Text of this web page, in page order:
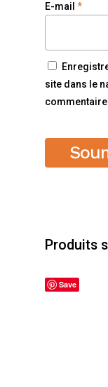
E-mail *
site dans le
Produits
Save